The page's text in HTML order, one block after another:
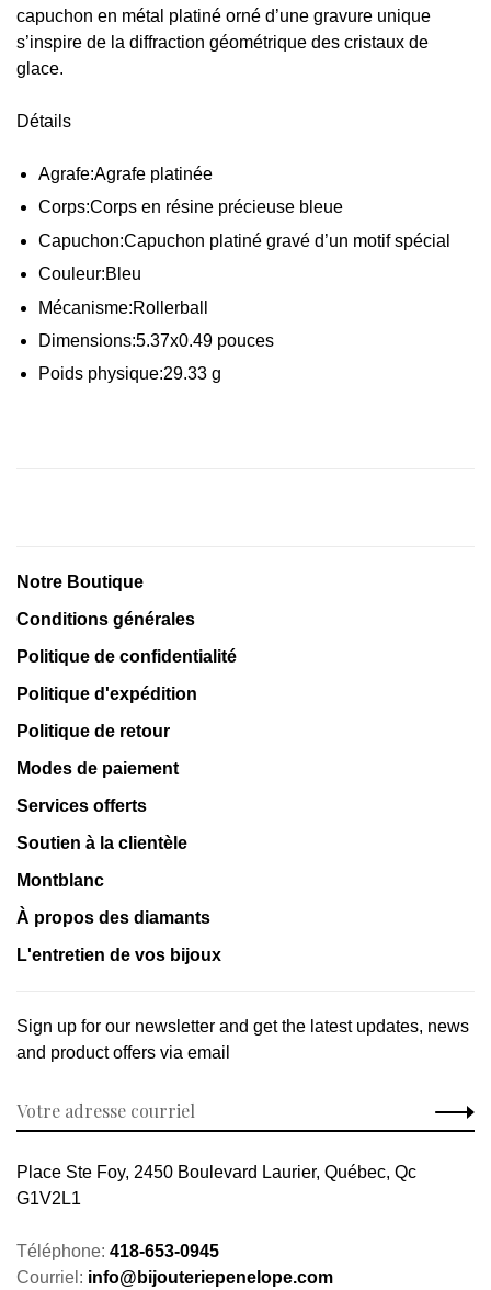
capuchon en métal platiné orné d’une gravure unique
s’inspire de la diffraction géométrique des cristaux de
glace.
Détails
Agrafe:Agrafe platinée
Corps:Corps en résine précieuse bleue
Capuchon:Capuchon platiné gravé d’un motif spécial
Couleur:Bleu
Mécanisme:Rollerball
Dimensions:5.37x0.49 pouces
Poids physique:29.33 g
Notre Boutique
Conditions générales
Politique de confidentialité
Politique d'expédition
Politique de retour
Modes de paiement
Services offerts
Soutien à la clientèle
Montblanc
À propos des diamants
L'entretien de vos bijoux
Sign up for our newsletter and get the latest updates, news
and product offers via email
Place Ste Foy, 2450 Boulevard Laurier, Québec, Qc
G1V2L1
Téléphone: 418-653-0945
Courriel: info@bijouteriepenelope.com